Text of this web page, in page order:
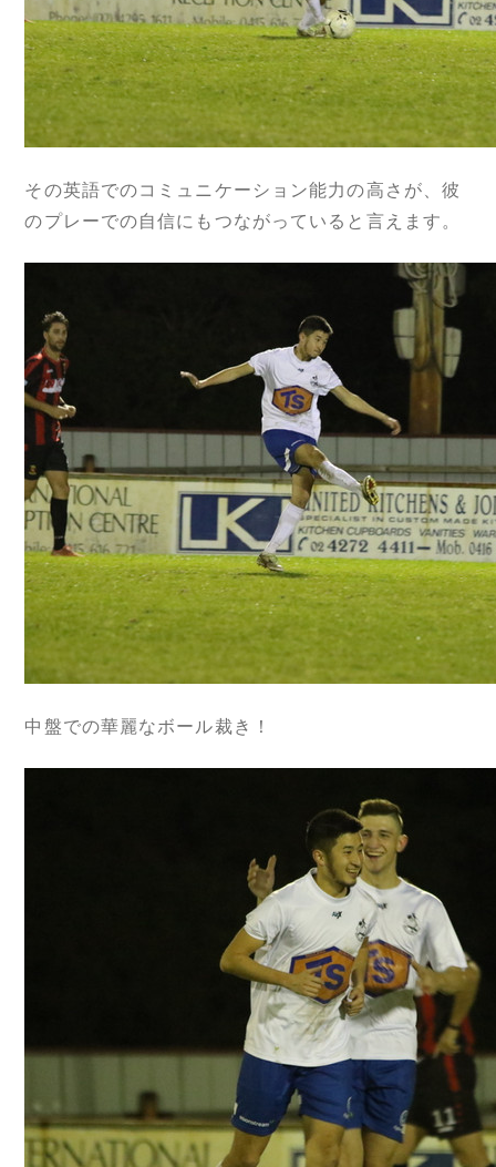
その英語でのコミュニケーション能力の高さが、彼
のプレーでの自信にもつながっていると言えます。
中盤での華麗なボール裁き！